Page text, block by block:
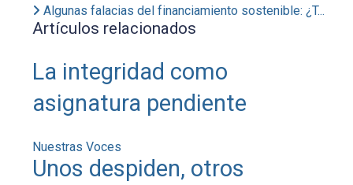
Algunas falacias del financiamiento sostenible: ¿T...
Artículos relacionados
La integridad como
asignatura pendiente
Nuestras Voces
Unos despiden, otros